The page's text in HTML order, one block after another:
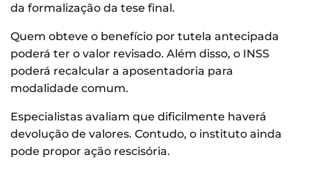
da formalização da tese final.
Quem obteve o benefício por tutela antecipada
poderá ter o valor revisado. Além disso, o INSS
poderá recalcular a aposentadoria para
modalidade comum.
Especialistas avaliam que dificilmente haverá
devolução de valores. Contudo, o instituto ainda
pode propor ação rescisória.